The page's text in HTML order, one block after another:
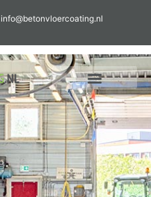
info@betonvloercoating.nl